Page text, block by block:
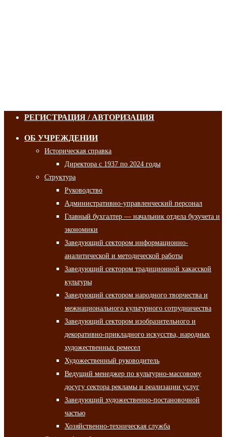
РЕГИСТРАЦИЯ / АВТОРИЗАЦИЯ
ОБ УЧРЕЖДЕНИИ
Историческая справка
Директора с 1937 по 2024 годы
Структура
Руководство
Административно-управленческий персонал
Главный бухгалтер — начальник отдела бухучета и
экономики
Заведующий сектором информационно-
аналитической и методической работы
Заведующий сектором традиционной хакасской
культуры
Заведующий сектором народного творчества и
межнационального культурного сотрудничества
Заведующий сектором изобразительного и
декоративно-прикладного искусства, народных
художественных ремесел
Художественный руководитель
Ведущий менеджер по культурно-массовому
досугу сектора рекламы и реализации услуг
Заведующий художественно-постановочной
частью
Хозяйственно-техническая служба